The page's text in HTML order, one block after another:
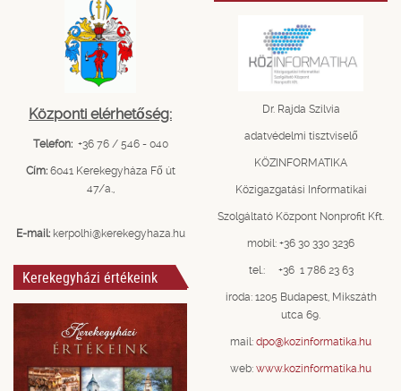
Központi elérhetőség:
Telefon: +36 76 / 546 - 040
Cím: 6041 Kerekegyháza Fő út
47/a.,
E-mail: kerpolhi@kerekegyhaza.hu
Kerekegyházi értékeink
Dr. Rajda Szilvia
adatvédelmi tisztviselő
KÖZINFORMATIKA
Közigazgatási Informatikai
Szolgáltató Központ Nonprofit Kft.
mobil: +36 30 330 3236
tel.: +36 1 786 23 63
iroda: 1205 Budapest, Mikszáth
utca 69.
mail: dpo@kozinformatika.hu
web: www.kozinformatika.hu